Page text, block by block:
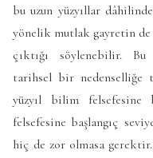
bu uzun yüzyıllar
yönelik mutlak gayretin
çıktığı söylenebilir.
tarihsel bir
yüzyıl bilim felsefesine
felsefesine başlangıç
hiç de zor olmasa